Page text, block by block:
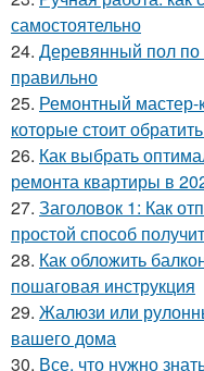
самостоятельно
24. Деревянный пол по
правильно
25. Ремонтный
которые стоит
26. Как выбрать
ремонта квартиры в
27. Заголовок 1: Как
простой способ
28. Как обложить
пошаговая инструкция
29. Жалюзи или
вашего дома
30. Все, что нужно